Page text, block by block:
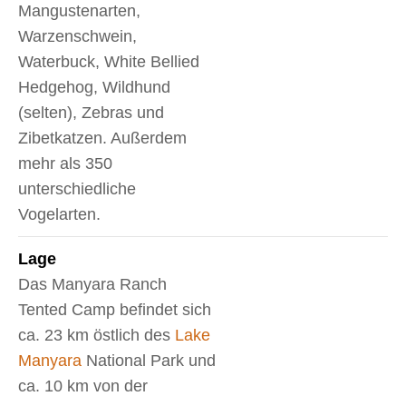
Mangustenarten,
Warzenschwein,
Waterbuck, White Bellied
Hedgehog, Wildhund
(selten), Zebras und
Zibetkatzen. Außerdem
mehr als 350
unterschiedliche
Vogelarten.
Lage
Das Manyara Ranch
Tented Camp befindet sich
ca. 23 km östlich des Lake
Manyara National Park und
ca. 10 km von der